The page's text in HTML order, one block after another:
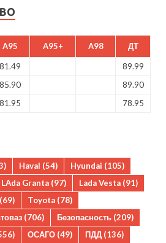
A95 A95+ A98 ДТ
81.49
89.99
85.90
89.90
81.95 78.95
Haval (54) Hyundai (105)
LAda Granta (97) Lada Vesta (91)
(69) Toyota (78)
(706) Безопасность (209)
ОСАГО (49) ПДД (136)